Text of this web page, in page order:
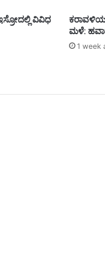
ವಿವಿಧ
ಕರಾವಳಿಯ
ಮಳೆ:
1 week